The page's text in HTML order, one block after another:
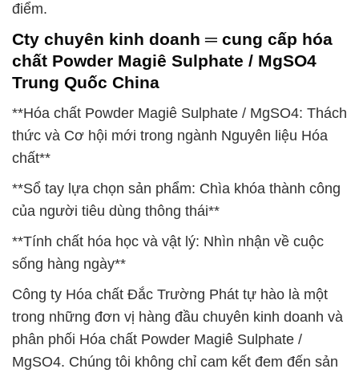
điểm.
Cty chuyên kinh doanh ═ cung cấp hóa
chất Powder Magiê Sulphate / MgSO4
Trung Quốc China
**Hóa chất Powder Magiê Sulphate / MgSO4: Thách
thức và Cơ hội mới trong ngành Nguyên liệu Hóa
chất**
**Sổ tay lựa chọn sản phẩm: Chìa khóa thành công
của người tiêu dùng thông thái**
**Tính chất hóa học và vật lý: Nhìn nhận về cuộc
sống hàng ngày**
Công ty Hóa chất Đắc Trường Phát tự hào là một
trong những đơn vị hàng đầu chuyên kinh doanh và
phân phối Hóa chất Powder Magiê Sulphate /
MgSO4. Chúng tôi không chỉ cam kết đem đến sản